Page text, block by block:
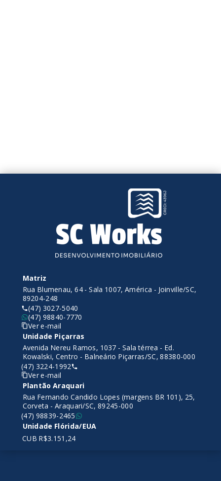
Matriz
Rua Blumenau, 64 - Sala 1007, América - Joinville/SC,
89204-248
(47) 3027-5040
(47) 98840-7770
Ver e-mail
Unidade Piçarras
Avenida Nereu Ramos, 1037 - Sala térrea - Ed.
Kowalski, Centro - Balneário Piçarras/SC, 88380-000
(47) 3224-1992
Ver e-mail
Plantão Araquari
Rua Fernando Candido Lopes (margens BR 101), 25,
Corveta - Araquari/SC, 89245-000
(47) 98839-2465
Unidade Flórida/EUA
CUB R$3.151,24